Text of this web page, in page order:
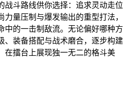
战斗路线供你选择：追求灵动走位
量压制与爆发输出的重型打法，
中的一击制敌流。无论偏好哪种方
、装备搭配与战术磨合，逐步构建
在擂台上展现独一无二的格斗美